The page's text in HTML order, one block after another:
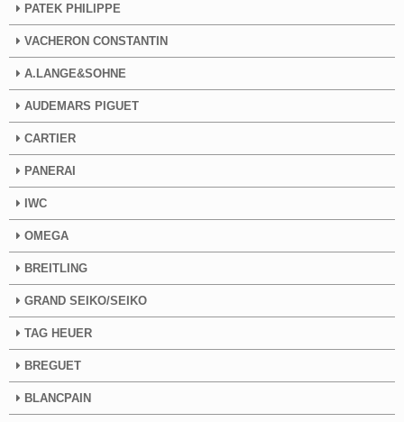
PATEK PHILIPPE
VACHERON CONSTANTIN
A.LANGE&SOHNE
AUDEMARS PIGUET
CARTIER
PANERAI
IWC
OMEGA
BREITLING
GRAND SEIKO/SEIKO
TAG HEUER
BREGUET
BLANCPAIN